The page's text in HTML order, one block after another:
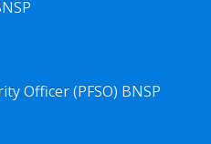
Officer (PFSO) BNSP